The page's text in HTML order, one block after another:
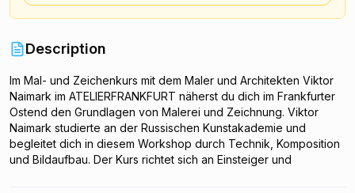
Description
Im Mal- und Zeichenkurs mit dem Maler und Architekten Viktor
Naimark im ATELIERFRANKFURT näherst du dich im Frankfurter
Ostend den Grundlagen von Malerei und Zeichnung. Viktor
Naimark studierte an der Russischen Kunstakademie und
begleitet dich in diesem Workshop durch Technik, Komposition
und Bildaufbau. Der Kurs richtet sich an Einsteiger und